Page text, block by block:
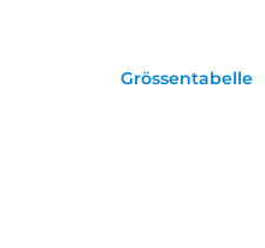
Grössentabelle